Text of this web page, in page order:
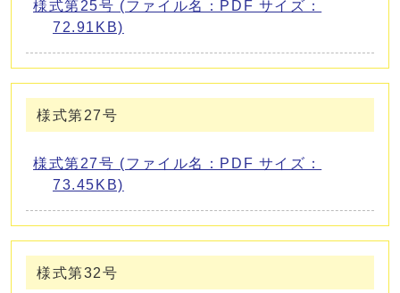
様式第25号 (ファイル名：PDF サイズ：
72.91KB)
様式第27号
様式第27号 (ファイル名：PDF サイズ：
73.45KB)
様式第32号